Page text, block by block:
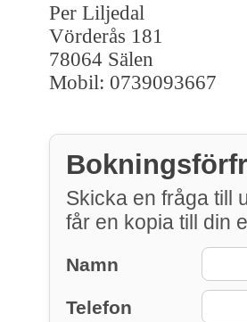
Per Liljedal
Vörderås 181
78064 Sälen
Mobil: 0739093667
Skicka en fråga till
får en kopia till din
Namn
Telefon